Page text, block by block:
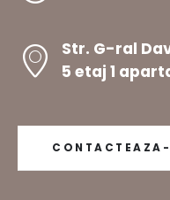
Str. G-ral
5 etaj 1
CONTACTEAZA-